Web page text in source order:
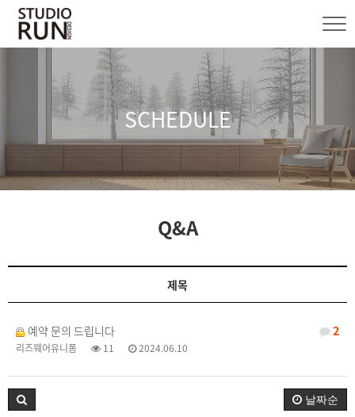
SCHEDULE
Q&A
제목
2
예약 문의 드립니다
리즈웨어유니폼 11 2024.06.10
날짜순